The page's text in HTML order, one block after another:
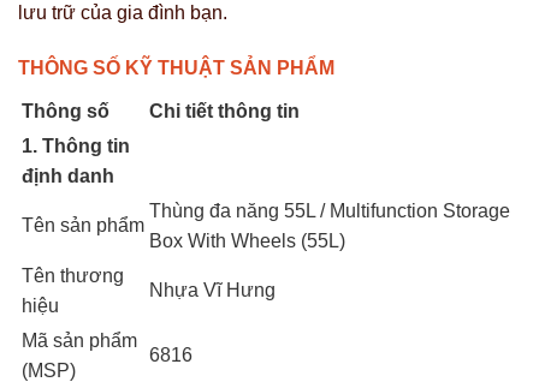
lưu trữ của gia đình bạn.
THÔNG SỐ KỸ THUẬT SẢN PHẨM
Thông số
Chi tiết thông tin
1. Thông tin
định danh
Tên sản phẩm
Thùng đa năng 55L / Multifunction Storage
Box With Wheels (55L)
Tên thương
hiệu
Nhựa Vĩ Hưng
Mã sản phẩm
(MSP)
6816